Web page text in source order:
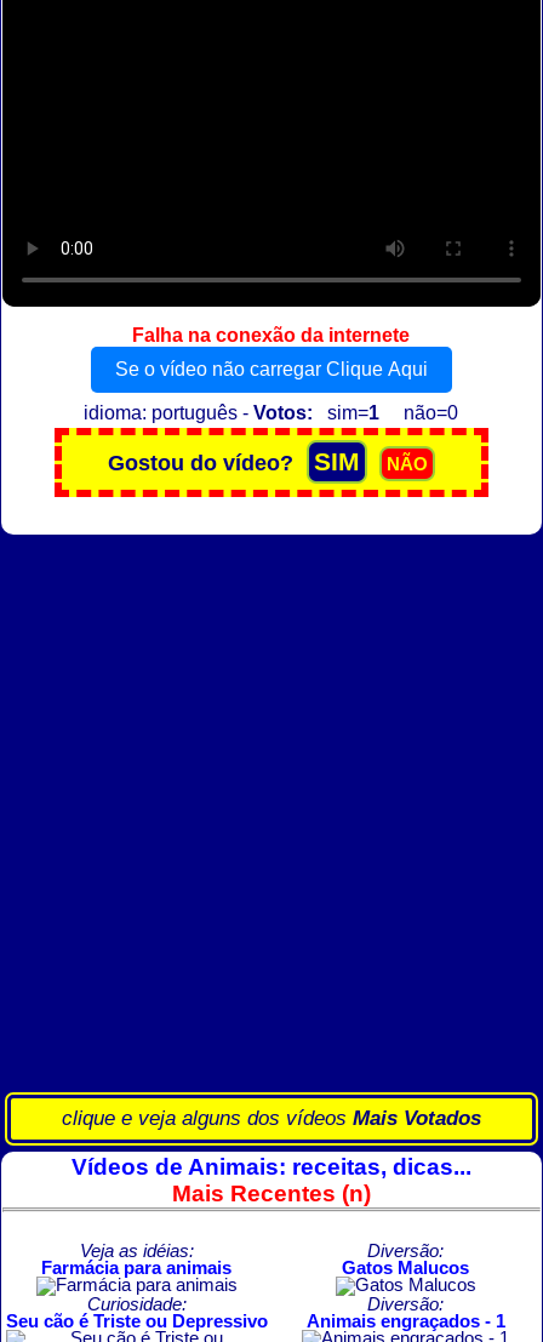
Falha na conexão da internete
Se o vídeo não carregar Clique Aqui
idioma: português -Votos: sim=1 não=0
clique e veja alguns dos vídeos Mais Votados
Vídeos de Animais: receitas, dicas...
Mais Recentes (n)
Veja as idéias:
Farmácia para animais
Diversão:
Gatos Malucos
Curiosidade:
Seu cão é Triste ou Depressivo
Diversão:
Animais engraçados - 1